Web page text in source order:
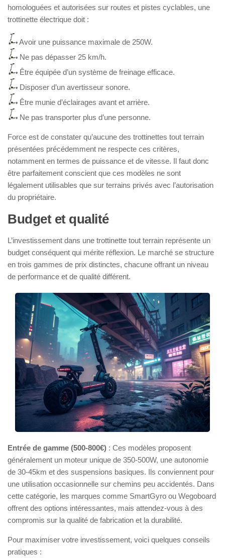
homologuées et autorisées sur routes et pistes cyclables, une
trottinette électrique doit :
Avoir une puissance maximale de 250W.
Ne pas dépasser 25 km/h.
Être équipée d’un système de freinage efficace.
Disposer d’un avertisseur sonore.
Être munie d’éclairages avant et arrière.
Ne pas transporter plus d’une personne.
Force est de constater qu’aucune des trottinettes tout terrain
présentées précédemment ne respecte ces critères,
notamment en termes de puissance et de vitesse. Il faut donc
être parfaitement conscient que ces modèles ne sont
légalement utilisables que sur terrains privés avec l’autorisation
du propriétaire.
Budget et qualité
L’investissement dans une trottinette tout terrain représente un
budget conséquent qui mérite réflexion. Le marché se structure
en trois gammes de prix distinctes, chacune offrant un niveau
de performance et de qualité différent.
Entrée de gamme (500-800€) : Ces modèles proposent
généralement un moteur unique de 350-500W, une autonomie
de 30-45km et des suspensions basiques. Ils conviennent pour
une utilisation occasionnelle sur chemins peu accidentés. Dans
cette catégorie, les marques comme SmartGyro ou Wegoboard
offrent des options intéressantes, mais attendez-vous à des
compromis sur la qualité de fabrication et la durabilité.
Pour maximiser votre investissement, voici quelques conseils
pratiques :